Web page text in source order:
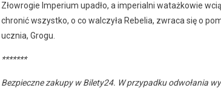
Złowrogie Imperium upadło, a imperialni watażkowie
chronić wszystko, o co walczyła Rebelia, zwraca się o
ucznia, Grogu.
*******
Bezpieczne zakupy w Bilety24. W przypadku odwołania